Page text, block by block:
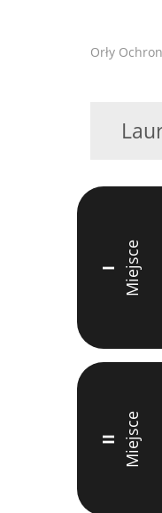
Orły
I Miejsce
II Miejsce